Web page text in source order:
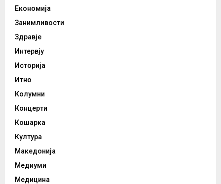
Економија
Занимливости
Здравје
Интервју
Историја
Итно
Колумни
Концерти
Кошарка
Култура
Македонија
Медиуми
Медицина